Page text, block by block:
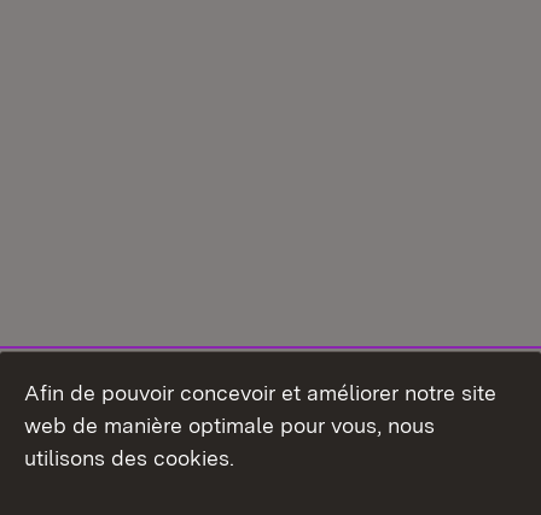
Afin de pouvoir concevoir et améliorer notre site
web de manière optimale pour vous, nous
utilisons des cookies.